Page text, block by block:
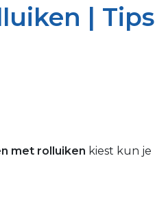
| Tips
met rolluiken kiest kun je